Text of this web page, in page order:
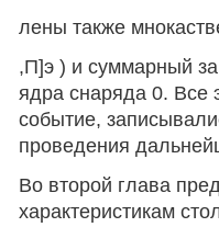
лены также
,П]э ) и суммарный
ядра снаряда 0. Все
событие,
проведения
Во второй глава
характеристикам